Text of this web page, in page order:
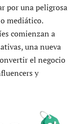
por una peligrosa
mediático.
comienzan a
una nueva
el negocio
y